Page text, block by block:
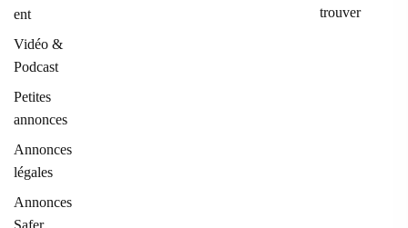
ent
Vidéo &
Podcast
Petites
annonces
Annonces
légales
Annonces
Safer
trouver